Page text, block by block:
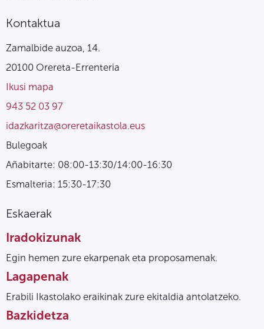
Kontaktua
Zamalbide auzoa, 14.
20100 Orereta-Errenteria
Ikusi mapa
943 52 03 97
idazkaritza@oreretaikastola.eus
Bulegoak
Añabitarte: 08:00-13:30/14:00-16:30
Esmalteria: 15:30-17:30
Eskaerak
Iradokizunak
Egin hemen zure ekarpenak eta proposamenak.
Lagapenak
Erabili Ikastolako eraikinak zure ekitaldia antolatzeko.
Bazkidetza